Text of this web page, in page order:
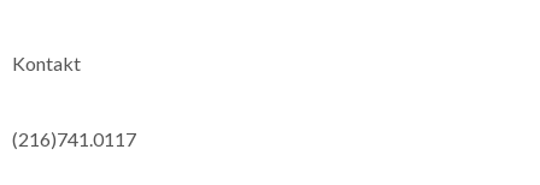
Kontakt
(216)741.0117